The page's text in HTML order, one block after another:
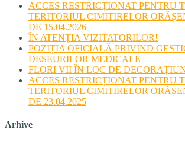
ACCES RESTRICȚIONAT PENTRU
TERITORIUL CIMITIRELOR
DE 15.04.2026
ÎN ATENȚIA VIZITATORILOR!
POZIȚIA OFICIALĂ PRIVIND
DEȘEURILOR MEDICALE
FLORI VII ÎN LOC DE
ACCES RESTRICȚIONAT PENTRU
TERITORIUL CIMITIRELOR
DE 23.04.2025
Arhive